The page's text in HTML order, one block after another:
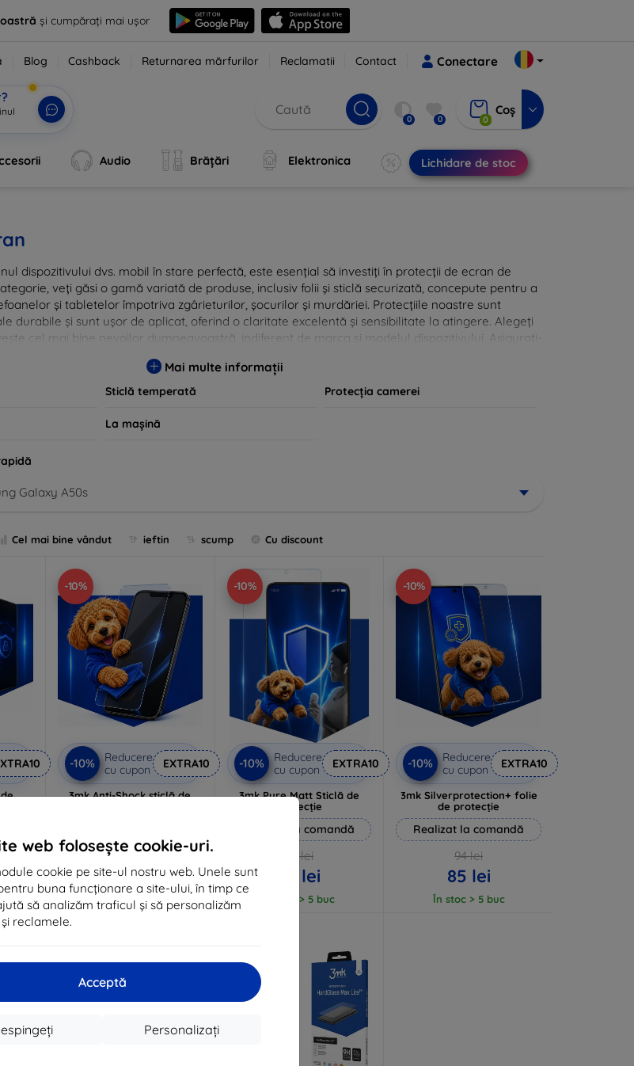
și cumpărați mai ușor
web folosește cookie-uri.
cookie pe site-ul nostru web. Unele sunt
buna funcționare a site-ului, în timp ce
să analizăm traficul și să personalizăm
reclamele.
Acceptă
Personalizați
Blog Cashback Returnarea mărfurilor Reclamatii Contact Conectare
0 0 0
Coș
Audio Brățări Elektronica Lichidare de stoc
dispozitivului dvs. mobil în stare perfectă, este esențial să investiți în protecții de ecran de
veți găsi o gamă variată de produse, inclusiv folii și sticlă securizată, concepute pentru a
și tabletelor împotriva zgârieturilor, șocurilor și murdăriei. Protecțiile noastre sunt
durabile și sunt ușor de aplicat, oferind o claritate excelentă și sensibilitate la atingere. Alegeți
cel mai bine nevoilor dumneavoastră, indiferent de marca și modelul dispozitivului. Asigurați-
Mai multe informații
Sticlă temperată Protecția camerei
La mașină
Galaxy A50s
Cel mai bine vândut ieftin scump Cu discount
-10%
-10%
Reducere
cu cupon
EXTRA10
3mk Anti-Shock sticlă de
84 lei
76 lei
În stoc > 5 buc
-10%
-10%
Reducere
cu cupon
EXTRA10
3mk Pure Matt Sticlă de
protecție
Realizat la comandă
63 lei
57 lei
În stoc > 5 buc
-10%
-10%
Reducere
cu cupon
EXTRA10
3mk Silverprotection+ folie
de protecție
Realizat la comandă
94 lei
85 lei
În stoc > 5 buc